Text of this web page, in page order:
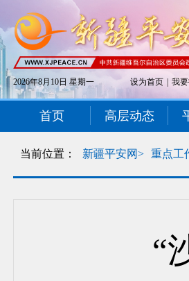
2026年8月10日 星期一 设为首页 我
首页 高层动态
当前位置： 新疆平安网> 重点工
“